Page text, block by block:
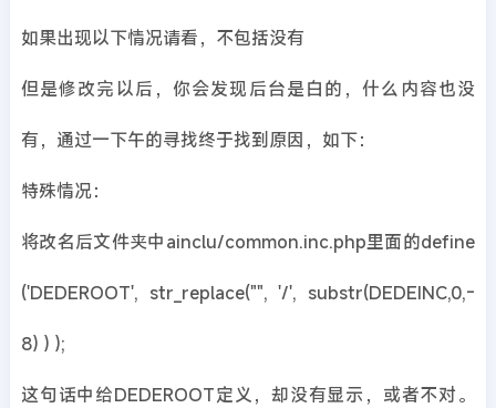
如果出现以下情况请看，不包括没有
但是修改完以后，你会发现后台是白的，什么内容也没
有，通过一下午的寻找终于找到原因，如下：
特殊情况：
将改名后文件夹中ainclu/common.inc.php里面的define
('DEDEROOT', str_replace("", '/', substr(DEDEINC,0,-
8) ) );
这句话中给DEDEROOT定义，却没有显示，或者不对。